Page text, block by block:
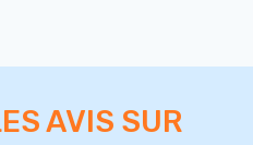
AVIS SUR